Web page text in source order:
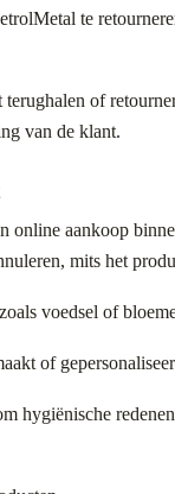
te
of
van de klant.
online aankoop
mits het
voedsel of
of
hygiënische